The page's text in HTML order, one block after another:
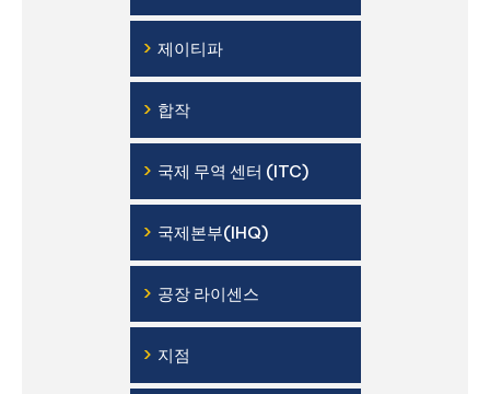
› 제이티파
› 합작
› 국제 무역 센터 (ITC)
› 국제본부(IHQ)
› 공장 라이센스
› 지점